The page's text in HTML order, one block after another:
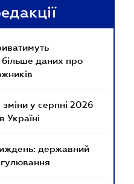
даних про
у серпні 2026
Україні
державний